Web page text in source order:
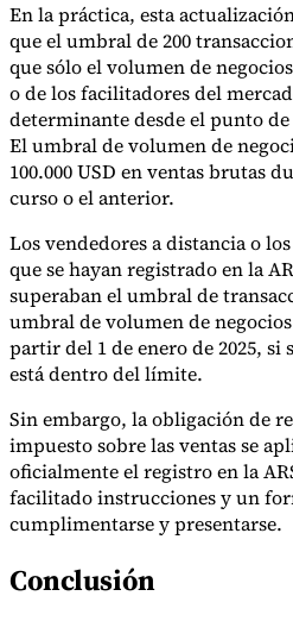
Expertos
Nuestros autoresConviértase en
En la práctica, esta
que el umbral de 200
que sólo el volumen de
o de los facilitadores del
determinante desde el punto
El umbral de volumen de
100.000 USD en ventas brutas
curso o el anterior.
Los vendedores a distancia o
que se hayan registrado en la
superaban el umbral de
umbral de volumen de
partir del 1 de enero de 2025, si
está dentro del límite.
Sin embargo, la obligación de
impuesto sobre las ventas se
oficialmente el registro en la
facilitado instrucciones y un
cumplimentarse y presentarse.
Conclusión